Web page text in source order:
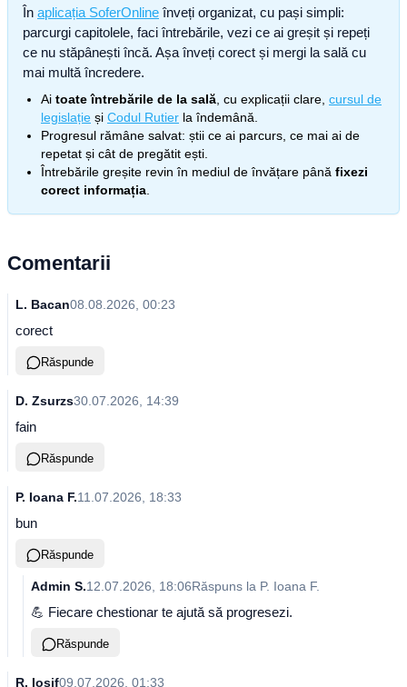
În aplicația SoferOnline înveți organizat, cu pași simpli:
parcurgi capitolele, faci întrebările, vezi ce ai greșit și repeți
ce nu stăpânești încă. Așa înveți corect și mergi la sală cu
mai multă încredere.
Ai toate întrebările de la sală , cu explicații clare, cursul de
legislație și Codul Rutier la îndemână.
Progresul rămâne salvat: știi ce ai parcurs, ce mai ai de
repetat și cât de pregătit ești.
Întrebările greșite revin în mediul de învățare până fixezi
corect informația
Comentarii
L. Bacan08.08.2026, 00:23
corect
Răspunde
D. Zsurzs30.07.2026, 14:39
fain
Răspunde
P. Ioana F.11.07.2026, 18:33
bun
Răspunde
Admin S.12.07.2026, 18:06Răspuns la P. Ioana F.
💪 Fiecare chestionar te ajută să progresezi.
Răspunde
R. Iosif09.07.2026, 01:33